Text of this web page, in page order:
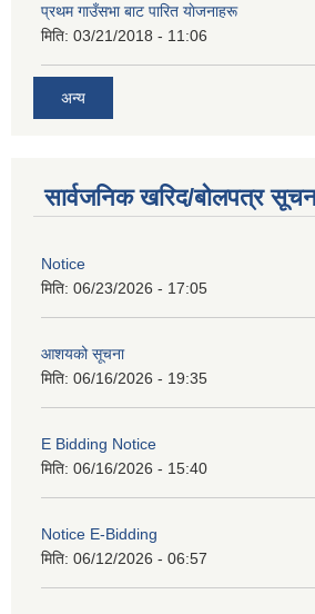
प्रथम गाउँसभा बाट पारित याेजनाहरू
मिति: 03/21/2018 - 11:06
अन्य
सार्वजनिक खरिद/बोलपत्र
Notice
मिति: 06/23/2026 - 17:05
आशयको सूचना
मिति: 06/16/2026 - 19:35
E Bidding Notice
मिति: 06/16/2026 - 15:40
Notice E-Bidding
मिति: 06/12/2026 - 06:57